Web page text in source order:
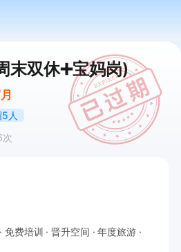
末双休➕宝妈岗)
人
免费培训 晋升空间
年度旅游